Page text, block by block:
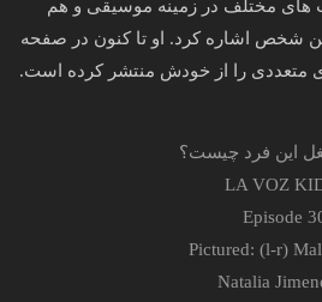
مختلف در زمینه موسیقی و هم
شخص اشاره کرد. او تا کنون در صفحه
متعددی را از خودش منتشر کرده است.
LA VOZ
Episode
Pictured: (l-r)
Natalia